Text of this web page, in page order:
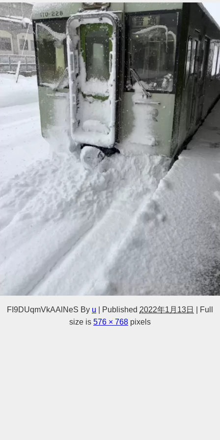
FI9DUqmVkAAlNeS By u Published 2022年1月13日
Full
size is 576 × 768 pixels